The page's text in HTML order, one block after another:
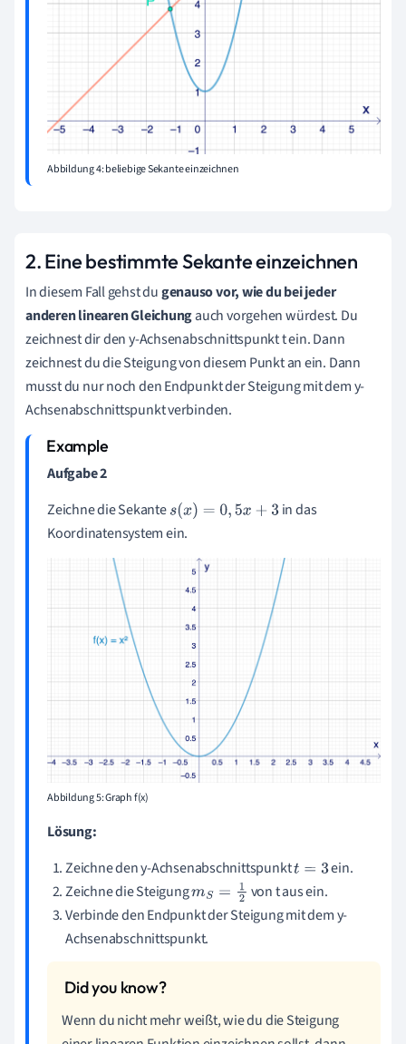
Abbildung 4: beliebige Sekante einzeichnen
2. Eine bestimmte Sekante einzeichnen
In diesem Fall gehst dugenauso vor, wie du bei jeder
anderen linearen Gleichungauch vorgehen würdest. Du
zeichnest dir den y-Achsenabschnittspunkt t ein. Dann
zeichnest du die Steigung von diesem Punkt an ein. Dann
musst du nur noch den Endpunkt der Steigung mit dem y-
Achsenabschnittspunkt verbinden.
Aufgabe 2
Zeichne die Sekantes(x)=0,5x+3
in das
Koordinatensystem ein.
Abbildung 5: Graph f(x)
Lösung:
Zeichne den y-Achsenabschnittspunktt=3
ein.
Zeichne die SteigungmS= 12
von t aus ein.
Verbinde den Endpunkt der Steigung mit dem y-
Achsenabschnittspunkt.
Wenn du nicht mehr weißt, wie du die Steigung